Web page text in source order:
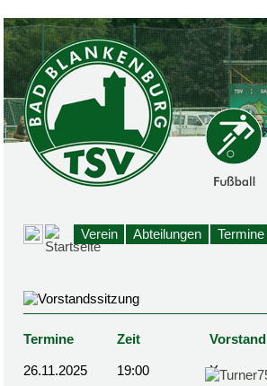
Verein Abteilungen Termine
Termine Zeit Vorstand
26.11.2025
19:00 X